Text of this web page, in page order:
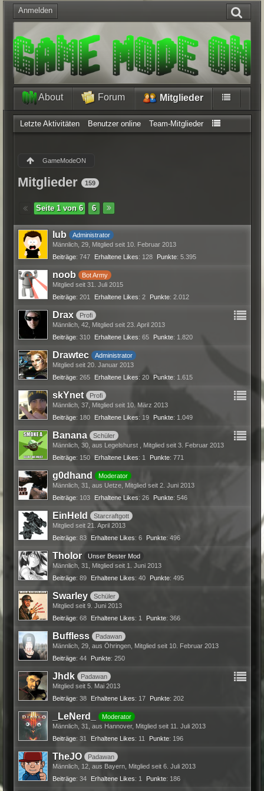
Anmelden
About Forum Mitglieder
Letzte Aktivitäten Benutzer online Team-Mitglieder
GameModeON
Mitglieder 159
Seite 1 von 6 6
lub
Administrator
Männlich 29 Mitglied seit 10. Februar 2013
Beiträge 747 Erhaltene Likes 128 Punkte 5.395
noob
Bot Army
Mitglied seit 31. Juli 2015
Beiträge 201 Erhaltene Likes 2 Punkte 2.012
Drax
Profi
Männlich 42 Mitglied seit 23. April 2013
Beiträge 310 Erhaltene Likes 65 Punkte 1.820
Drawtec
Administrator
Mitglied seit 20. Januar 2013
Beiträge 265 Erhaltene Likes 20 Punkte 1.615
skYnet
Profi
Männlich 37 Mitglied seit 10. März 2013
Beiträge 180 Erhaltene Likes 19 Punkte 1.049
Banana
Schüler
Männlich 30 aus Legelshurst
Mitglied seit 3. Februar 2013
Beiträge 150 Erhaltene Likes 1 Punkte 771
g0dhand
Moderator
Männlich 31 aus Uetze Mitglied seit 2. Juni 2013
Beiträge 103 Erhaltene Likes 26 Punkte 546
EinHeld
Starcraftgott
Mitglied seit 21. April 2013
Beiträge 83 Erhaltene Likes 6 Punkte 496
Tholor
Unser Bester Mod
Männlich 31
Mitglied seit 1. Juni 2013
Beiträge 89 Erhaltene Likes 40 Punkte 495
Swarley
Schüler
Mitglied seit 9. Juni 2013
Beiträge 68 Erhaltene Likes 1 Punkte 366
Buffless
Padawan
Männlich 29 aus Öhringen Mitglied seit 10. Februar 2013
Beiträge 44 Punkte 250
Jhdk
Padawan
Mitglied seit 5. Mai 2013
Beiträge 38 Erhaltene Likes 17 Punkte 202
_LeNerd_
Moderator
Männlich 31 aus Hannover Mitglied seit 11. Juli 2013
Beiträge 31 Erhaltene Likes 11 Punkte 196
TheJO
Padawan
Männlich 12 aus Bayern Mitglied seit 6. Juli 2013
Beiträge 34 Erhaltene Likes 1 Punkte 186